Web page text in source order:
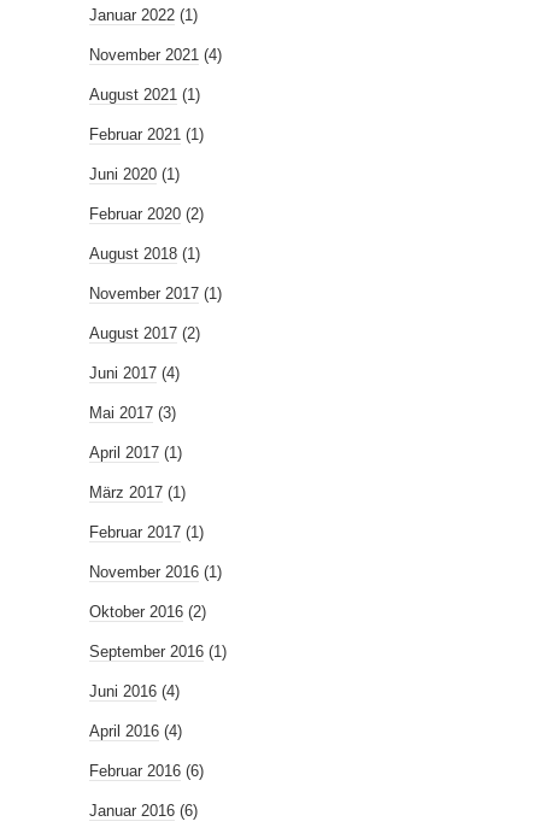
Januar 2022 (1)
November 2021 (4)
August 2021 (1)
Februar 2021 (1)
Juni 2020 (1)
Februar 2020 (2)
August 2018 (1)
November 2017 (1)
August 2017 (2)
Juni 2017 (4)
Mai 2017 (3)
April 2017 (1)
März 2017 (1)
Februar 2017 (1)
November 2016 (1)
Oktober 2016 (2)
September 2016 (1)
Juni 2016 (4)
April 2016 (4)
Februar 2016 (6)
Januar 2016 (6)